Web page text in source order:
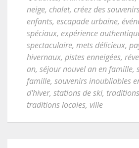
neige, chalet, créez des
enfants, escapade urbaine,
spéciaux, expérience
spectaculaire, mets délicieux,
hivernaux, pistes enneigées,
an, séjour nouvel an en famille,
famille, souvenirs inoubliables
d'hiver, stations de ski,
traditions locales, ville